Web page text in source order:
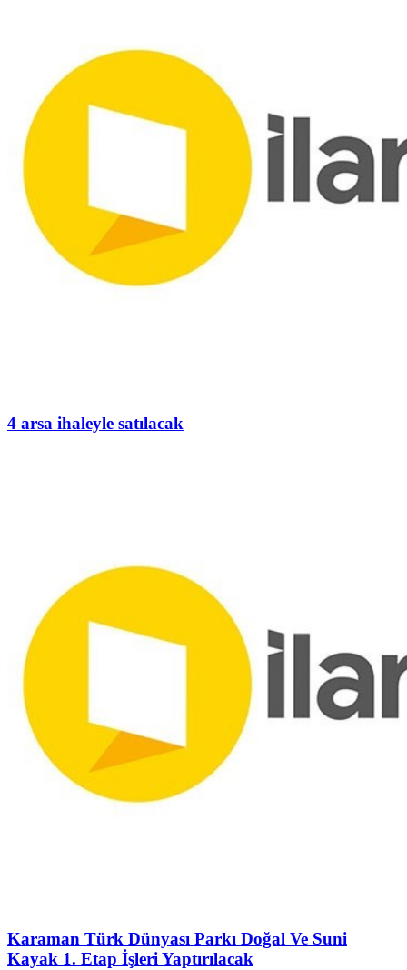
4 arsa ihaleyle satılacak
Karaman Türk Dünyası Parkı Doğal Ve Suni
Kayak 1. Etap İşleri Yaptırılacak